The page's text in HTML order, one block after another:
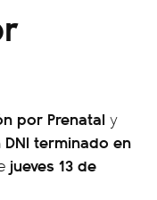
por Prenatal y
terminado en
jueves 13 de